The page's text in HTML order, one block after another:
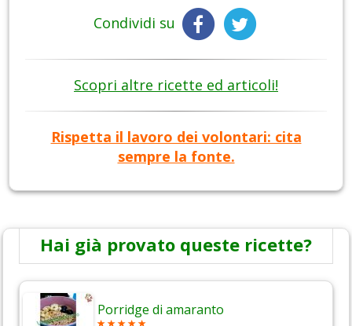
Condividi su
Scopri altre ricette ed articoli!
Rispetta il lavoro dei volontari: cita
sempre la fonte.
Hai già provato queste ricette?
Porridge di amaranto